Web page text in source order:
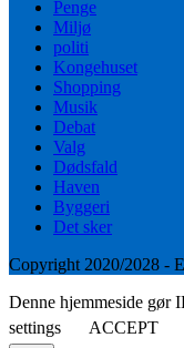
Penge
Miljø
politi
Kongehuset
Shopping
Musik
Debat
Valg
Dødsfald
Haven
Byggeri
Det sker
Copyright 2020/2028 -
Denne hjemmeside gør
settings
ACCEPT